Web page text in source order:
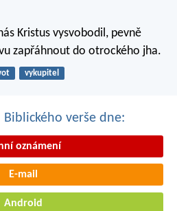
Kristus vysvobodil, pevně
zapřáhnout do otrockého jha.
vykupitel
verše dne:
oznámení
E-mail
Android